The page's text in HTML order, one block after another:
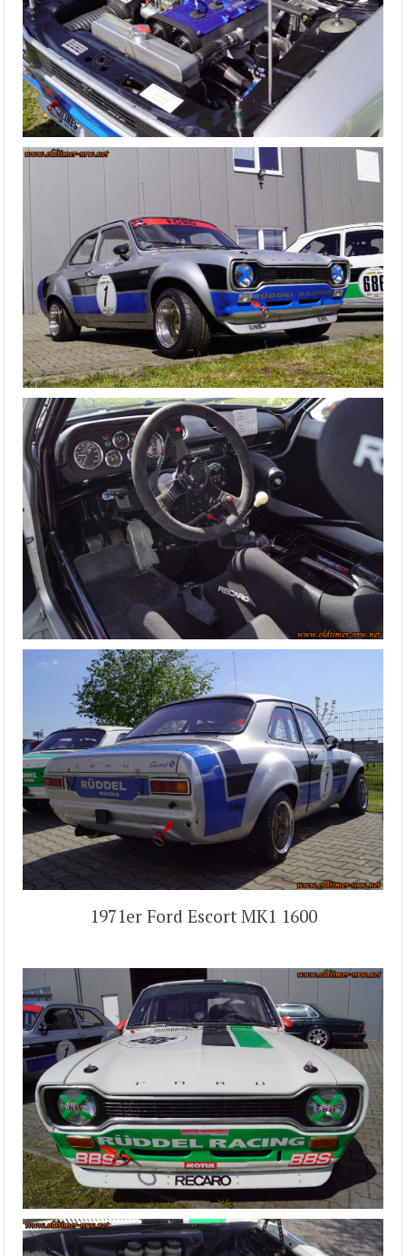
1971er Ford Escort MK1 1600